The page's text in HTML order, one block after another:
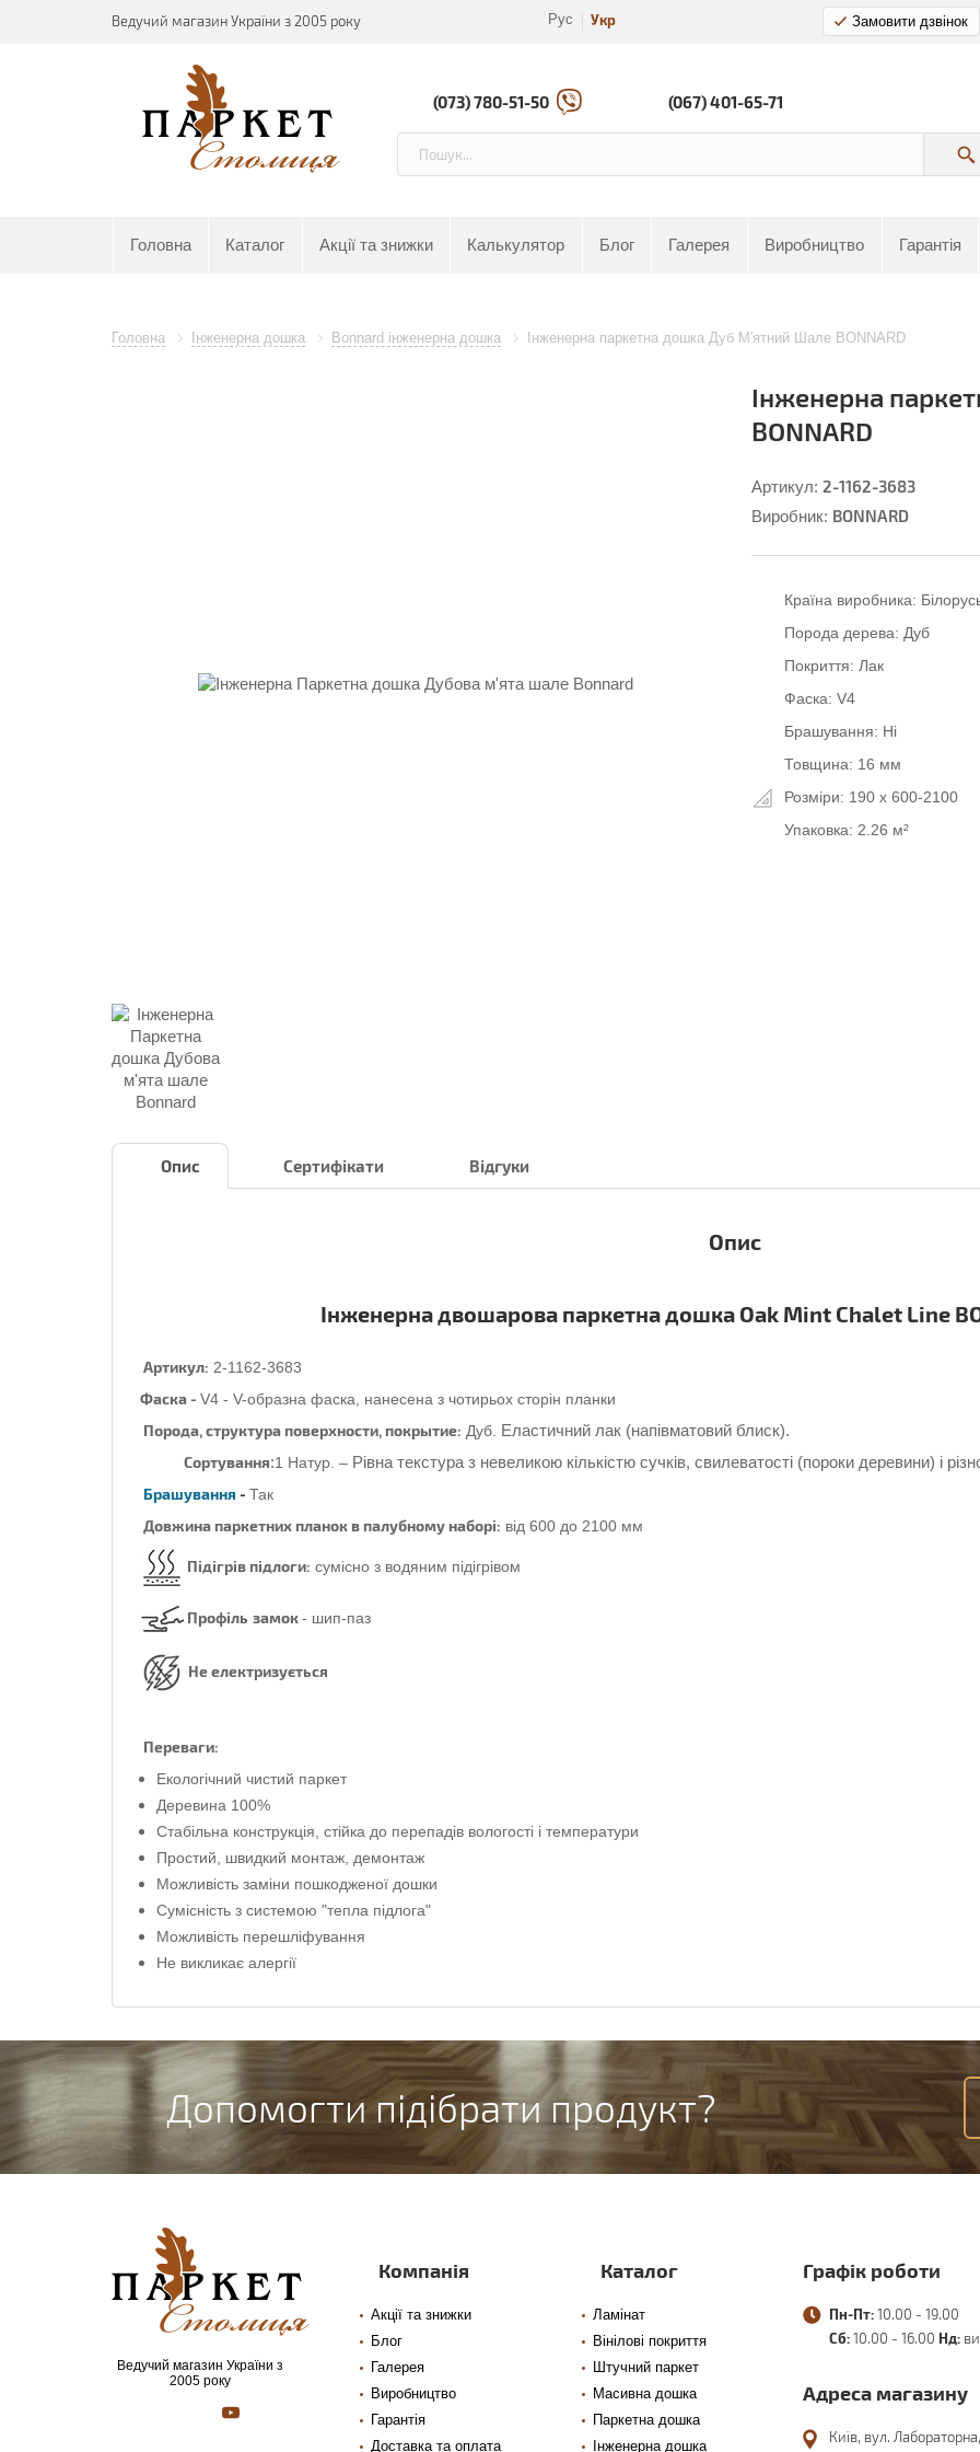
Ведучий магазин України з 2005 року Рус Укр Замовити дзвінок
(073) 780-51-50 (067) 401-65-71
Головна Каталог Акції та знижки Калькулятор Блог Галерея Виробництво Гарантія
Головна Інженерна дошка Bonnard інженерна дошка Інженерна паркетна дошка Дуб М'ятний Шале BONNARD
Інженерна
BONNARD
Артикул: 2-1162-3683
Виробник: BONNARD
Країна виробника:
Порода дерева: Дуб
Покриття: Лак
Фаска: V4
Брашування: Ні
Товщина: 16 мм
Розміри: 190 x 600-2100
Упаковка: 2.26 м²
Опис Сертифікати Відгуки
Опис
Інженерна двошарова паркетна дошка Oak Mint Chalet Line
Артикул: 2-1162-3683
Фаска- V4 - V-образна фаска, нанесена з чотирьох сторін планки
Порода, структура поверхности, покрытие: Дуб. Еластичний лак (напівматовий блиск).
Сортування:1 Натур. – Рівна текстура з невеликою кількістю сучків, свилеватості (пороки деревини) і
Брашування - Так
Довжина паркетних планок в палубному наборі: від 600 до 2100 мм
Підігрів підлоги: сумісно з водяним підігрівом
Профіль замок- шип-паз
Не електризується
Переваги:
Екологічний чистий паркет
Деревина 100%
Стабільна конструкція, стійка до перепадів вологості і температури
Простий, швидкий монтаж, демонтаж
Можливість заміни пошкодженої дошки
Сумісність з системою "тепла підлога"
Можливість перешліфування
Не викликає алергії
Допомогти підібрати продукт?
Ведучий магазин України з
2005 року
Компанія
Акції та знижки
Блог
Галерея
Виробництво
Гарантія
Доставка та оплата
Каталог
Ламінат
Вінілові покриття
Штучний паркет
Масивна дошка
Паркетна дошка
Інженерна дошка
Графік роботи
Пн-Пт:10.00 - 19.00
Сб:10.00 - 16.00 Нд:
Адреса магазину
Київ, вул.